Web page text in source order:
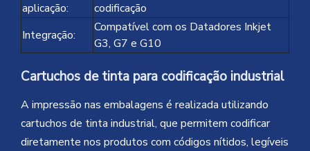
aplicação:
codificação
Integração:
Compatível com os Datadores Inkjet
G3, G7 e G10
Cartuchos de tinta para codificação industrial
A impressão nas embalagens é realizada utilizando
cartuchos de tinta industrial, que permitem codificar
diretamente nos produtos com códigos nítidos, legíveis